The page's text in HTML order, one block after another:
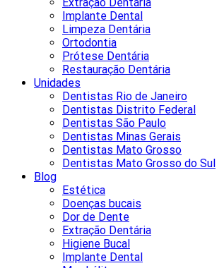
Implante Dental
Limpeza Dentária
Ortodontia
Prótese Dentária
Restauração Dentária
Unidades
Dentistas Rio de Janeiro
Dentistas Distrito Federal
Dentistas São Paulo
Dentistas Minas Gerais
Dentistas Mato Grosso
Dentistas Mato Grosso do Sul
Blog
Estética
Doenças bucais
Dor de Dente
Extração Dentária
Higiene Bucal
Implante Dental